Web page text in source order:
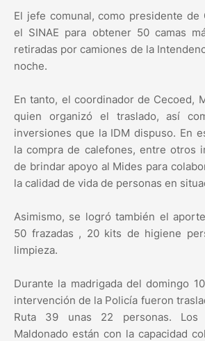
El jefe comunal, como presidente de
el SINAE para obtener 50 camas
retiradas por camiones de la
noche.
En tanto, el coordinador de Cecoed,
quien organizó el traslado, así
inversiones que la IDM dispuso. En
la compra de calefones, entre otros
de brindar apoyo al Mides para
la calidad de vida de personas en
Asimismo, se logró también el
50 frazadas , 20 kits de higiene
limpieza.
Durante la madrigada del domingo
intervención de la Policía fueron
Ruta 39 unas 22 personas.
Maldonado están con la capacidad